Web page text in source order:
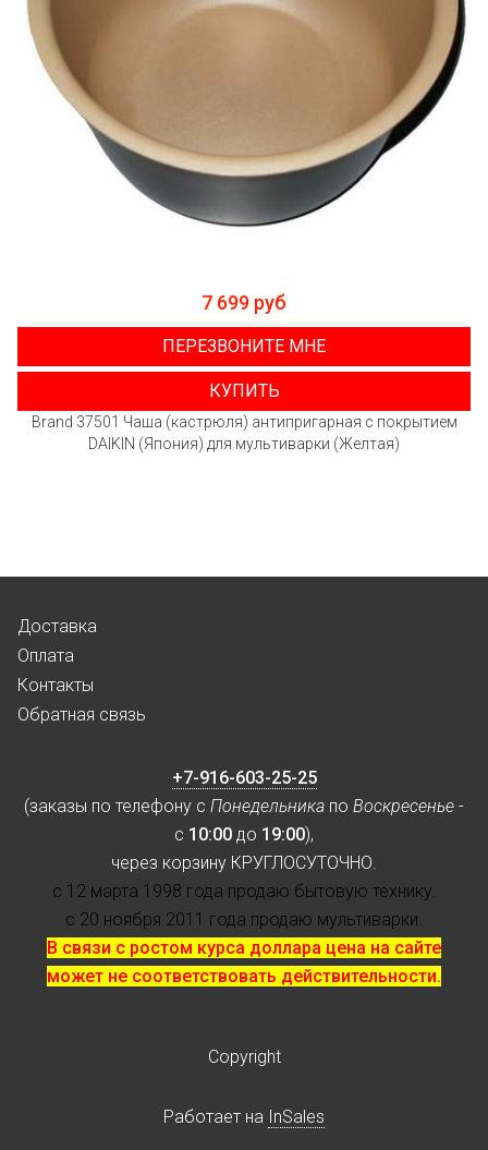
7 699 руб
ПЕРЕЗВОНИТЕ МНЕ
КУПИТЬ
Brand 37501 Чаша (кастрюля) антипригарная с покрытием
DAIKIN (Япония) для мультиварки (Желтая)
Доставка
Оплата
Контакты
Обратная связь
+7-916-603-25-25
(заказы по телефону с Понедельника по Воскресенье -
с 10:00 до 19:00),
через корзину КРУГЛОСУТОЧНО.
с 12 марта 1998 года продаю бытовую технику.
с 20 ноября 2011 года продаю мультиварки.
В связи с ростом курса доллара цена на сайте
может не соответствовать действительности.
Copyright
Работает на InSales